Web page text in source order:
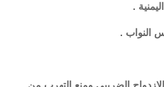
.
النواب .